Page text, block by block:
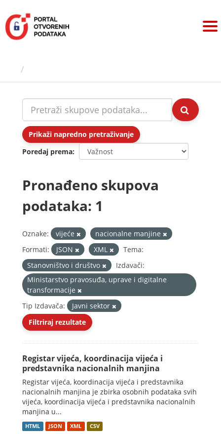
sadržaj
Prikaži napredno pretraživanje
Poredaj prema
Pronađeno skupova
podataka: 1
Oznake: vijeće
nacionalne manjine
Formati:
JSON XML
Tema:
Stanovništvo i društvo
Izdavači:
Ministarstvo pravosuđa, uprave i digitalne
transformacije
Tip Izdavača:
Javni sektor
Filtriraj rezultate
Registar vijeća, koordinacija vijeća i
predstavnika nacionalnih manjina
Registar vijeća, koordinacija vijeća i predstavnika
nacionalnih manjina je zbirka osobnih podataka svih
vijeća, koordinacija vijeća i predstavnika nacionalnih
manjina u...
HTML JSON XML CSV